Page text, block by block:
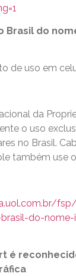
Brasil do
de uso em
da
o uso
no Brasil.
também use
do-
é